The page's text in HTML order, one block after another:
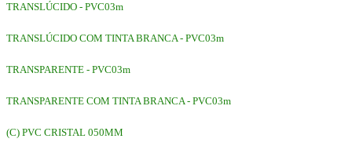
TRANSLÚCIDO - PVC03m
TRANSLÚCIDO COM TINTA BRANCA - PVC03m
TRANSPARENTE - PVC03m
TRANSPARENTE COM TINTA BRANCA - PVC03m
(C) PVC CRISTAL 050MM